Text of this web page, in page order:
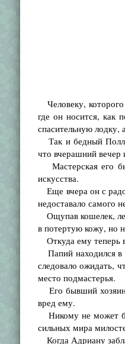
Человеку,
где он носится, как
спасительную лодку,
Так и бедный
что вчерашний вечер
Мастерская его
искусства.
Еще вчера он с
недоставало самого
Ощупав кошелек,
в потертую кожу, но
Откуда ему теперь
Папий находился в
следовало ожидать,
место подмастерья.
Его бывший хозяин
вред ему.
Никому не может
сильных мира
Когда Адриану